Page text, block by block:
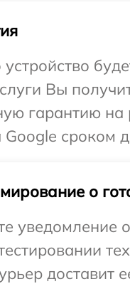
Вы
гарантию на
Google сроком
о
уведомление о
доставит